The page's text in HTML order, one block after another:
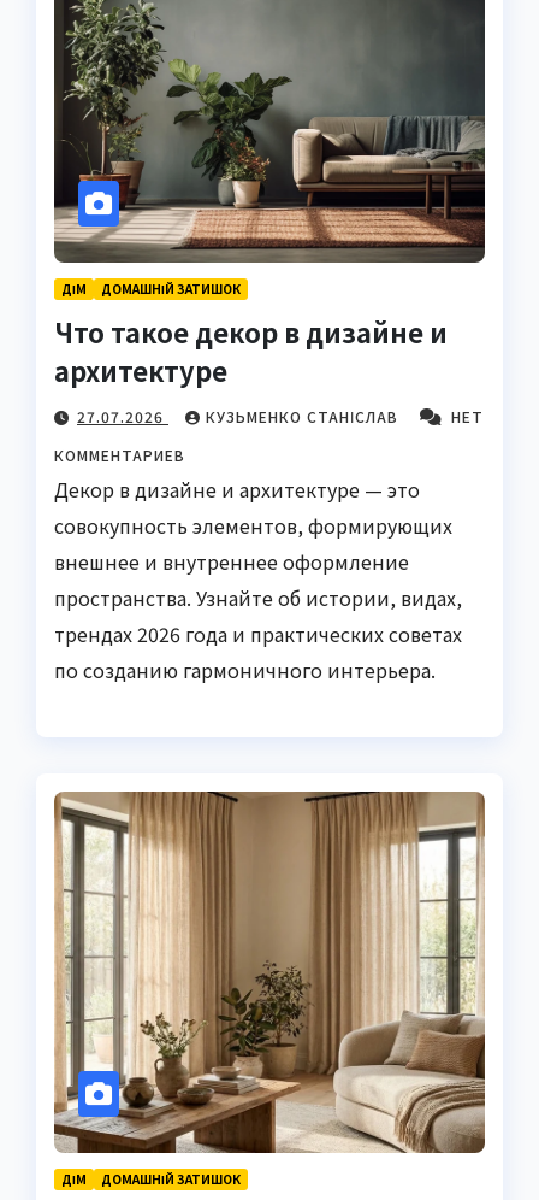
ДІМ ДОМАШНІЙ ЗАТИШОК
Что такое декор в дизайне и
архитектуре
27.07.2026 КУЗЬМЕНКО СТАНІСЛАВ
НЕТ
КОММЕНТАРИЕВ
Декор в дизайне и архитектуре — это
совокупность элементов, формирующих
внешнее и внутреннее оформление
пространства. Узнайте об истории, видах,
трендах 2026 года и практических советах
по созданию гармоничного интерьера.
ДІМ ДОМАШНІЙ ЗАТИШОК